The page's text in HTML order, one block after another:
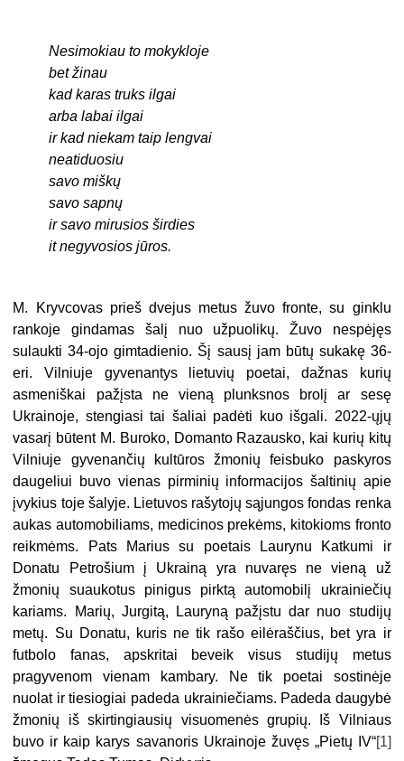
Nesimokiau to mokykloje
bet žinau
kad karas truks ilgai
arba labai ilgai
ir kad niekam taip lengvai
neatiduosiu
savo miškų
savo sapnų
ir savo mirusios širdies
it negyvosios jūros.
M. Kryvcovas prieš dvejus metus žuvo fronte, su ginklu
rankoje gindamas šalį nuo užpuolikų. Žuvo nespėjęs
sulaukti 34-ojo gimtadienio. Šį sausį jam būtų sukakę 36-
eri. Vilniuje gyvenantys lietuvių poetai, dažnas kurių
asmeniškai pažįsta ne vieną plunksnos brolį ar sesę
Ukrainoje, stengiasi tai šaliai padėti kuo išgali. 2022-ųjų
vasarį būtent M. Buroko, Domanto Razausko, kai kurių kitų
Vilniuje gyvenančių kultūros žmonių feisbuko paskyros
daugeliui buvo vienas pirminių informacijos šaltinių apie
įvykius toje šalyje. Lietuvos rašytojų sąjungos fondas renka
aukas automobiliams, medicinos prekėms, kitokioms fronto
reikmėms. Pats Marius su poetais Laurynu Katkumi ir
Donatu Petrošium į Ukrainą yra nuvaręs ne vieną už
žmonių suaukotus pinigus pirktą automobilį ukrainiečių
kariams. Marių, Jurgitą, Lauryną pažįstu dar nuo studijų
metų. Su Donatu, kuris ne tik rašo eilėraščius, bet yra ir
futbolo fanas, apskritai beveik visus studijų metus
pragyvenom vienam kambary. Ne tik poetai sostinėje
nuolat ir tiesiogiai padeda ukrainiečiams. Padeda daugybė
žmonių iš skirtingiausių visuomenės grupių. Iš Vilniaus
buvo ir kaip karys savanoris Ukrainoje žuvęs „Pietų IV“[1]